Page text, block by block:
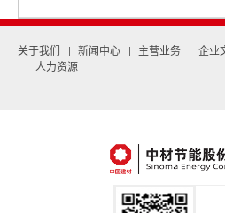
关于我们 新闻中心 主营业务 企业
人力资源